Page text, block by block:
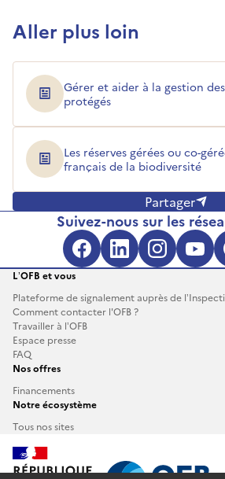
Aller plus loin
Gérer et aider à la gestion
protégés
Les réserves gérées ou co-
français de la biodiversité
Partager
Suivez-nous sur les
Facebook
LinkedIn
L’OFB et vous
Plateforme de signalement auprès de
Comment contacter l'OFB ?
Travailler à l’OFB
Espace presse
FAQ
Nos offres
Financements
Notre écosystème
Tous nos sites